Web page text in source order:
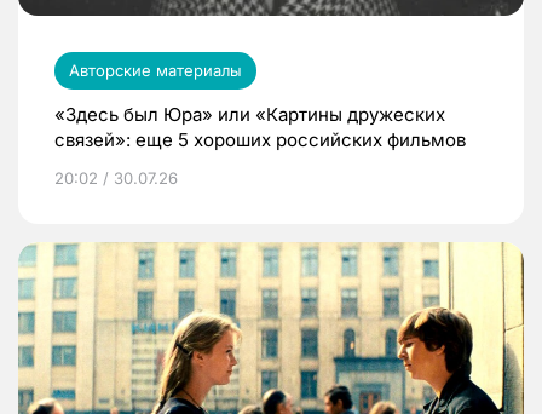
Авторские материалы
«Здесь был Юра» или «Картины дружеских
связей»: еще 5 хороших российских фильмов
20:02 / 30.07.26